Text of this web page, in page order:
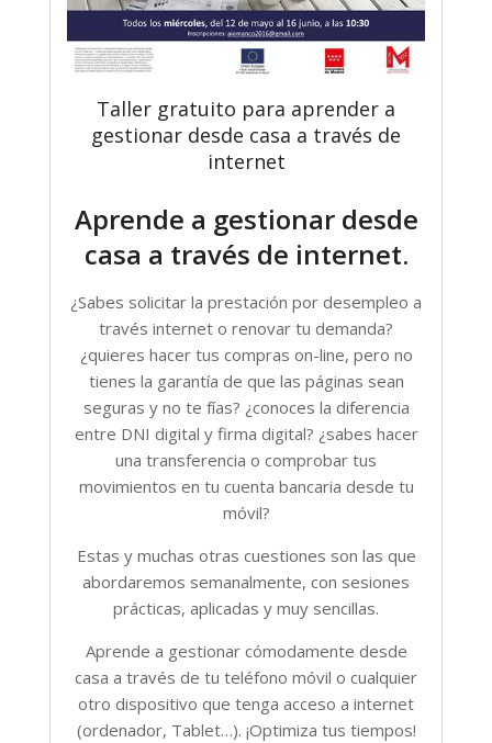
Taller gratuito para aprender a
gestionar desde casa a través de
internet
Aprende a gestionar desde
casa a través de internet.
¿Sabes solicitar la prestación por desempleo a
través internet o renovar tu demanda?
¿quieres hacer tus compras on-line, pero no
tienes la garantía de que las páginas sean
seguras y no te fías? ¿conoces la diferencia
entre DNI digital y firma digital? ¿sabes hacer
una transferencia o comprobar tus
movimientos en tu cuenta bancaria desde tu
móvil?
Estas y muchas otras cuestiones son las que
abordaremos semanalmente, con sesiones
prácticas, aplicadas y muy sencillas.
Aprende a gestionar cómodamente desde
casa a través de tu teléfono móvil o cualquier
otro dispositivo que tenga acceso a internet
(ordenador, Tablet…). ¡Optimiza tus tiempos!